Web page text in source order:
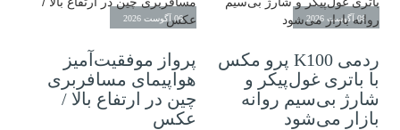
06 آگوست 2026
ردمی K100 پرو مکس
با باتری غول‌پیکر و
شارژ بی‌سیم روانه
بازار می‌شود
06 آگوست 2026
پرواز موفقیت‌آمیز
هواپیمای مسافربری
چین در ارتفاع بالا /
عکس